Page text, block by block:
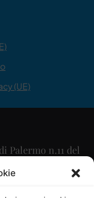
(UE)
Palermo n.11 del